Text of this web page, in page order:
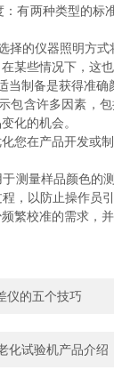
两种类型的标准
仪器照明方式将
某些情况下，这
备是获得准确
含许多因素，包
化的机会。
在产品开发或制
量样品颜色的测
，以防止操作员
繁校准的需求，
仪的五个技巧
化试验机产品介绍